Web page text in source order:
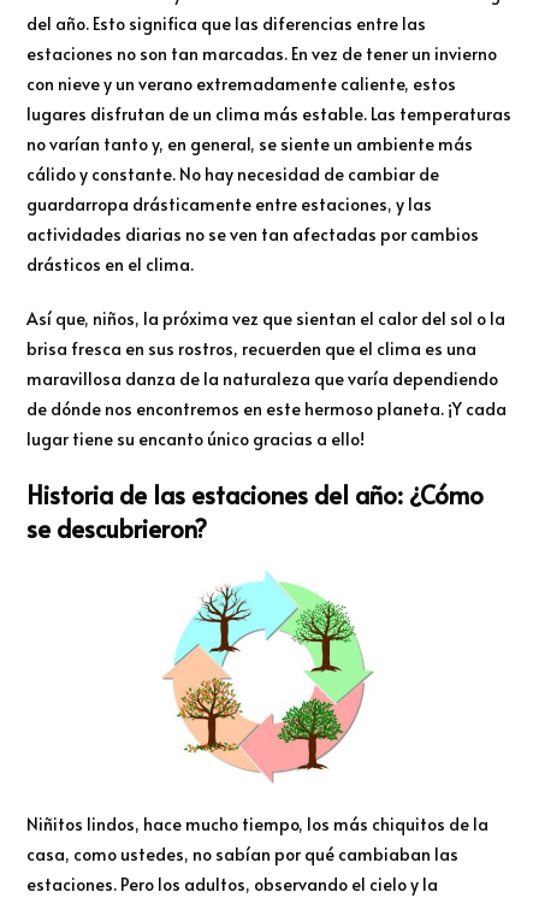
del año. Esto significa que las diferencias entre las
estaciones no son tan marcadas. En vez de tener un invierno
con nieve y un verano extremadamente caliente, estos
lugares disfrutan de un clima más estable. Las temperaturas
no varían tanto y, en general, se siente un ambiente más
cálido y constante. No hay necesidad de cambiar de
guardarropa drásticamente entre estaciones, y las
actividades diarias no se ven tan afectadas por cambios
drásticos en el clima.
Así que, niños, la próxima vez que sientan el calor del sol o la
brisa fresca en sus rostros, recuerden que el clima es una
maravillosa danza de la naturaleza que varía dependiendo
de dónde nos encontremos en este hermoso planeta. ¡Y cada
lugar tiene su encanto único gracias a ello!
Historia de las estaciones del año: ¿Cómo
se descubrieron?
Niñitos lindos, hace mucho tiempo, los más chiquitos de la
casa, como ustedes, no sabían por qué cambiaban las
estaciones. Pero los adultos, observando el cielo y la